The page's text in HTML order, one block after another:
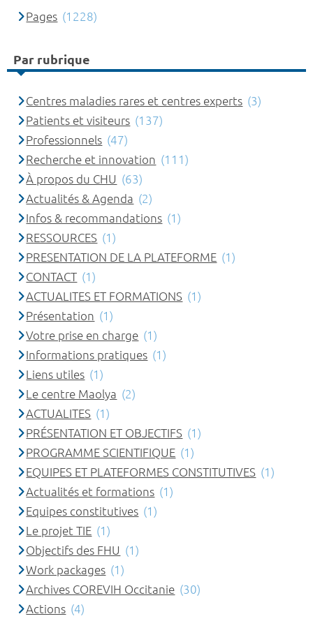
Pages (1228)
Par rubrique
Centres maladies rares et centres experts (3)
Patients et visiteurs (137)
Professionnels (47)
Recherche et innovation (111)
À propos du CHU (63)
Actualités & Agenda (2)
Infos & recommandations (1)
RESSOURCES (1)
PRESENTATION DE LA PLATEFORME (1)
CONTACT (1)
ACTUALITES ET FORMATIONS (1)
Présentation (1)
Votre prise en charge (1)
Informations pratiques (1)
Liens utiles (1)
Le centre Maolya (2)
ACTUALITES (1)
PRÉSENTATION ET OBJECTIFS (1)
PROGRAMME SCIENTIFIQUE (1)
EQUIPES ET PLATEFORMES CONSTITUTIVES (1)
Actualités et formations (1)
Equipes constitutives (1)
Le projet TIE (1)
Objectifs des FHU (1)
Work packages (1)
Archives COREVIH Occitanie (30)
Actions (4)